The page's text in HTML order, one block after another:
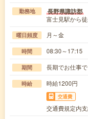
勤務地 長野県諏訪郡
富士見駅から
曜日頻度 月～金
時間 08:30～17:15
期間 長期でお仕事
時給 時給1200円
交通費
交通費規定内